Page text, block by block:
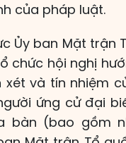
của pháp luật.
Ủy ban Mặt trận
chức hội nghị
xét và tín nhiệm
ứng cử đại
bàn (bao gồm